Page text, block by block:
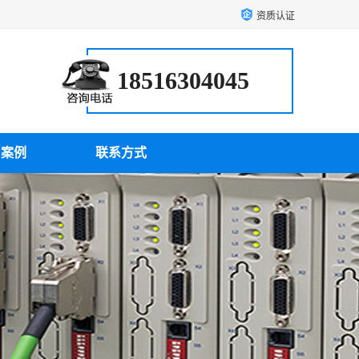
资质认证
18516304045
例 联系方式